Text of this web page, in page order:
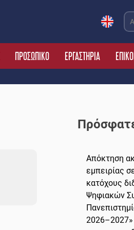
ΠΡΟΣΩΠΙΚΟ ΕΡΓΑΣΤΗΡΙΑ
Απόκτηση
εμπειρίας
κατόχους
Ψηφιακών